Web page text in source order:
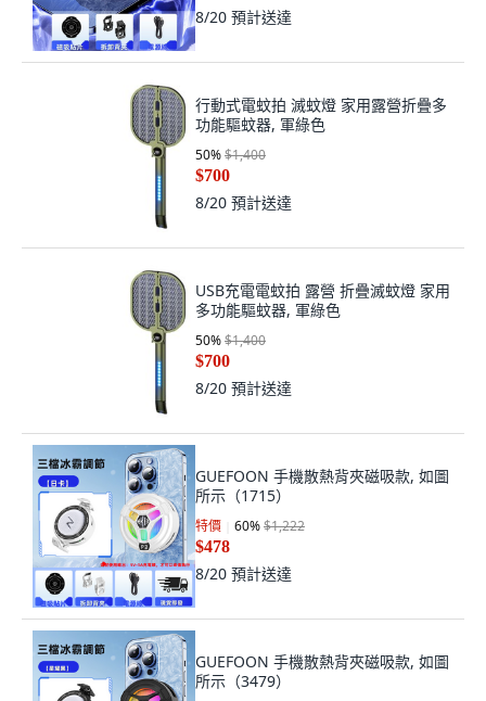
8/20 預計送達
行動式電蚊拍 滅蚊燈 家用露營折疊多
功能驅蚊器, 軍綠色
50%$1,400
$700
8/20 預計送達
USB充電電蚊拍 露營 折疊滅蚊燈 家用
多功能驅蚊器, 軍綠色
50%$1,400
$700
8/20 預計送達
GUEFOON 手機散熱背夾磁吸款, 如圖
所示（1715）
特價 60%$1,222
$478
8/20 預計送達
GUEFOON 手機散熱背夾磁吸款, 如圖
所示（3479）